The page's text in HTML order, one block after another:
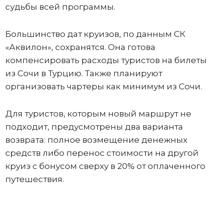
судьбы всей программы.
Большинство дат круизов, по данным СК
«Аквилон», сохранятся. Она готова
компенсировать расходы туристов на билеты
из Сочи в Турцию. Также планируют
организовать чартеры как минимум из Сочи.
Для туристов, которым новый маршрут не
подходит, предусмотрены два варианта
возврата: полное возмещение денежных
средств либо перенос стоимости на другой
круиз с бонусом сверху в 20% от оплаченного
путешествия.